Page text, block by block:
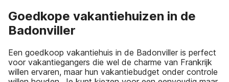
Goedkope vakantiehuizen in de
Badonviller
Een goedkoop vakantiehuis in de Badonviller is perfect
voor vakantiegangers die wel de charme van Frankrijk
willen ervaren, maar hun vakantiebudget onder controle